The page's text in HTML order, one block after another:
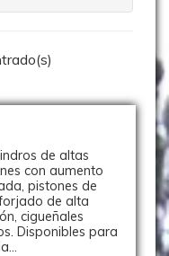
de altas
con aumento
pistones de
de alta
cigueñales
Disponibles para